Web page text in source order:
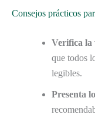
Consejos prácticos
Verifica la
que todos
legibles.
Presenta